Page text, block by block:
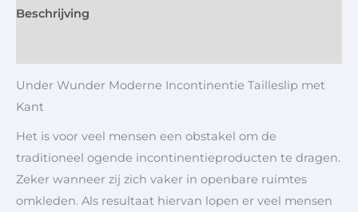
Beschrijving
Under Wunder Moderne Incontinentie Tailleslip met
Kant
Het is voor veel mensen een obstakel om de
traditioneel ogende incontinentieproducten te dragen.
Zeker wanneer zij zich vaker in openbare ruimtes
omkleden. Als resultaat hiervan lopen er veel mensen